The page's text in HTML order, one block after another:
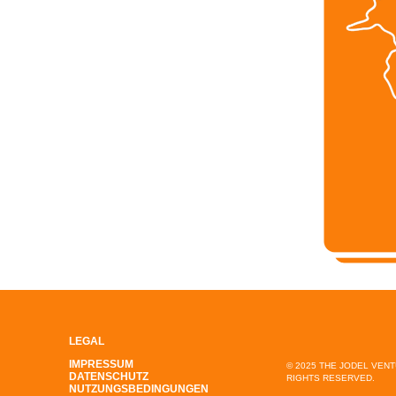
LEGAL
IMPRESSUM
DATENSCHUTZ
NUTZUNGSBEDINGUNGEN
© 2025 THE JODEL
RIGHTS RESERVED.